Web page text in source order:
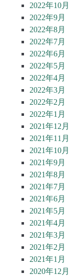
2022年10月
2022年9月
2022年8月
2022年7月
2022年6月
2022年5月
2022年4月
2022年3月
2022年2月
2022年1月
2021年12月
2021年11月
2021年10月
2021年9月
2021年8月
2021年7月
2021年6月
2021年5月
2021年4月
2021年3月
2021年2月
2021年1月
2020年12月